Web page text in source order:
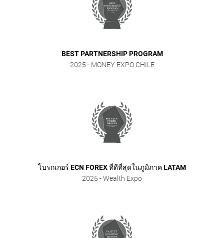
BEST PARTNERSHIP PROGRAM
2025 - MONEY EXPO CHILE
โบรกเกอร์ ECN FOREX ที่ดีที่สุดในภูมิภาค LATAM
2025 - Wealth Expo